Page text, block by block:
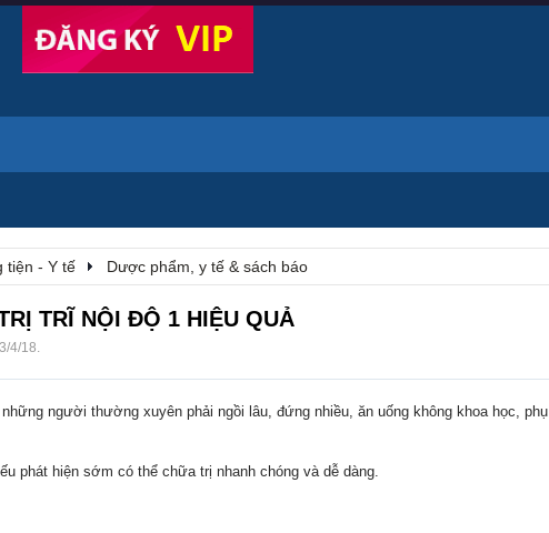
tiện - Y tế Dược phẩm, y tế & sách báo
TRĨ NỘI ĐỘ 1 HIỆU QUẢ
4/18.
người thường xuyên phải ngồi lâu, đứng nhiều, ăn uống không khoa học, phụ
phát hiện sớm có thể chữa trị nhanh chóng và dễ dàng.